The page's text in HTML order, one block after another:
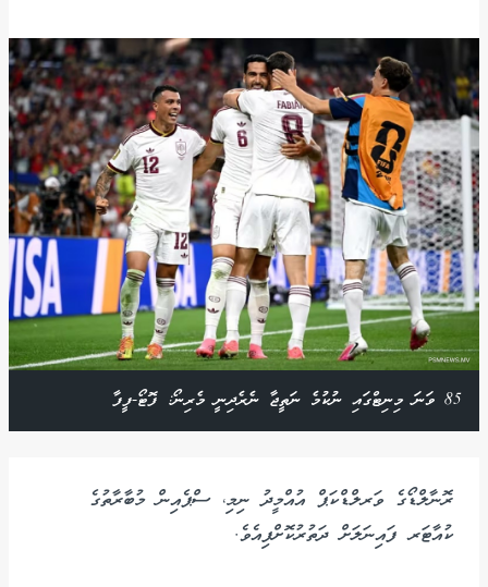
85 ވަނަ މިނިޓްގައި ނުކުމެ ނަތީޖާ ނެރެދިނީ މެރިނޯ: ފޮޓޯ-ފީފާ
ރޮނާލްޑޯގެ ވަރލްޑްކަޕް އުއްމީދު ނިމި، ސްޕެއިން މުބާރާތުގެ
ކުއާޓަރ ފައިނަލަށް ދަތުރުކޮށްފިއެވެ.